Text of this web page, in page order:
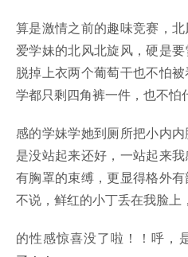
算是激情之前的趣味竞赛，
爱学妹的北风北旋风，硬是
脱掉上衣两个葡萄干也不怕
学都只剩四角裤一件，也不怕
感的学妹学她到厕所把小内
是没站起来还好，一站起来
有胸罩的束缚，更显得格外
不说，鲜红的小丁丢在我脸上
的性感惊喜没了啦！！呼，